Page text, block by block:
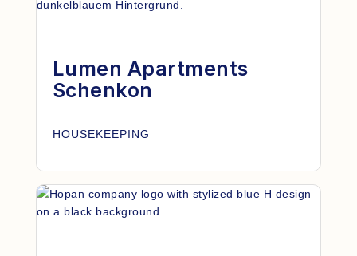
Lumen Apartments
Schenkon
HOUSEKEEPING